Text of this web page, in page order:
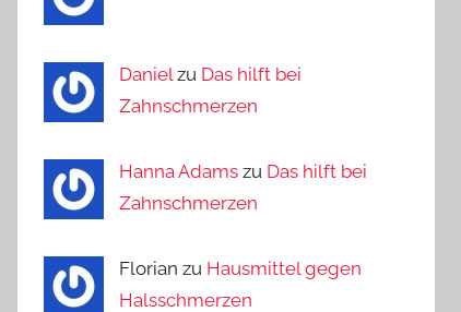
Daniel zu Das hilft bei
Zahnschmerzen
Hanna Adamszu Das hilft bei
Zahnschmerzen
Florian zu Hausmittel gegen
Halsschmerzen